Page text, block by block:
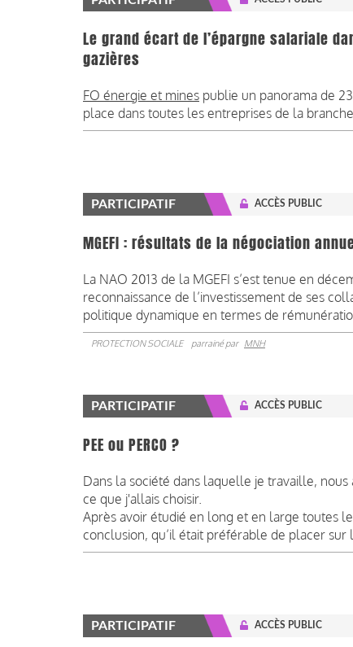
Le grand écart de l’épargne salariale
gazières
FO énergie et mines publie un panorama de
place dans toutes les entreprises de la
PARTICIPATIF ACCÈS PUBLIC
MGEFI : résultats de la négociation
La NAO 2013 de la MGEFI s’est tenue en
reconnaissance de l’investissement de ses
politique dynamique en termes de
PROTECTION SOCIALE parrainé par MNH
PARTICIPATIF ACCÈS PUBLIC
PEE ou PERCO ?
Dans la société dans laquelle je travaille, nous
ce que j'allais choisir.
Après avoir étudié en long et en large toutes
conclusion, qu’il était préférable de placer sur
PARTICIPATIF ACCÈS PUBLIC